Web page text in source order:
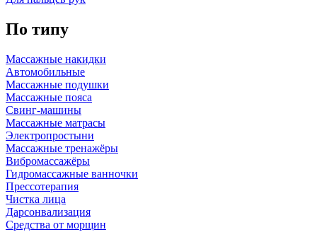
По типу
Массажные накидки
Автомобильные
Массажные подушки
Массажные пояса
Свинг-машины
Массажные матрасы
Электропростыни
Массажные тренажёры
Вибромассажёры
Гидромассажные ванночки
Прессотерапия
Чистка лица
Дарсонвализация
Средства от морщин